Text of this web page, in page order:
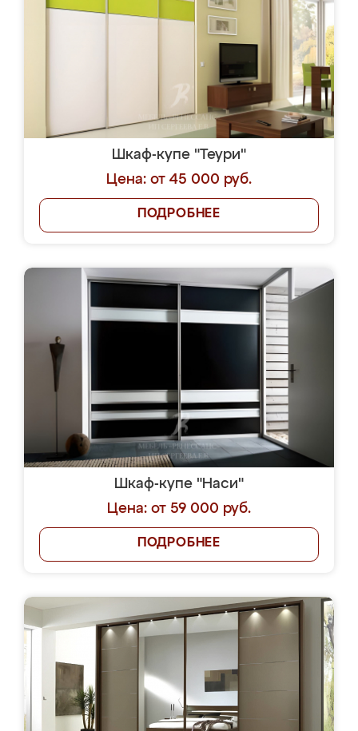
Шкаф-купе "Теури"
Цена: от 45 000 руб.
ПОДРОБНЕЕ
Шкаф-купе "Наси"
Цена: от 59 000 руб.
ПОДРОБНЕЕ